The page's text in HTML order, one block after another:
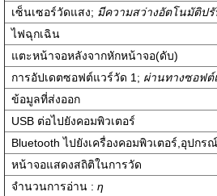
เซ็นเซอร์วัดแสง; มีความสว่างอัตโนมัติปรั
ไฟฉุกเฉิน
แตะหน้าจอหลังจากหักหน้าจอ(ดับ)
การอัปเดตซอฟต์แวร์วัด 1; ผ่านทางซอฟต์
ข้อมูลที่ส่งออก
USB ต่อไปยังคอมพิวเตอร์
Bluetooth ไปยังเครื่องคอมพิวเตอร์,อุปกร
หน้าจอแสดงสถิติในการวัด
จำนวนการอ่าน : η